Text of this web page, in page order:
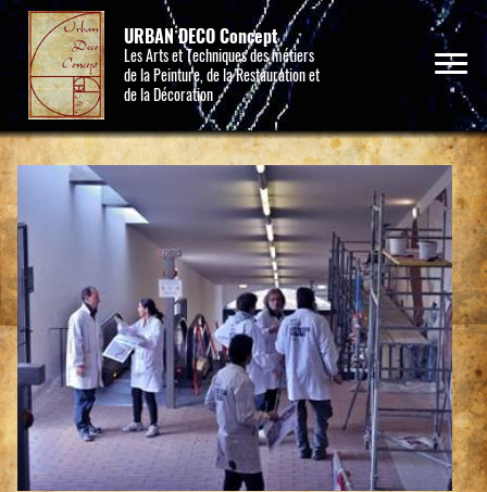
URBAN DECO Concept
Les Arts et Techniques des métiers
de la Peinture, de la Restauration et
de la Décoration